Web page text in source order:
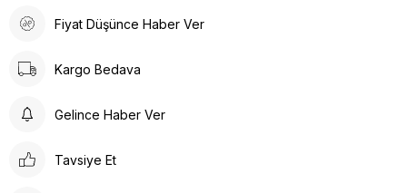
Fiyat Düşünce Haber Ver
Kargo Bedava
Gelince Haber Ver
Tavsiye Et